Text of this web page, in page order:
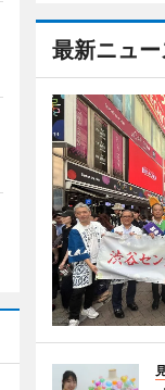
最新ニュー